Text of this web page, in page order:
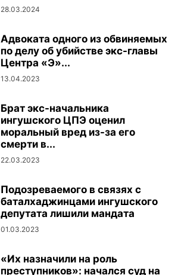
28.03.2024
Адвоката одного из обвиняемых
по делу об убийстве экс-главы
Центра «Э»...
13.04.2023
Брат экс-начальника
ингушского ЦПЭ оценил
моральный вред из-за его
смерти в...
22.03.2023
Подозреваемого в связях с
баталхаджинцами ингушского
депутата лишили мандата
01.03.2023
«Их назначили на роль
преступников»: начался суд на